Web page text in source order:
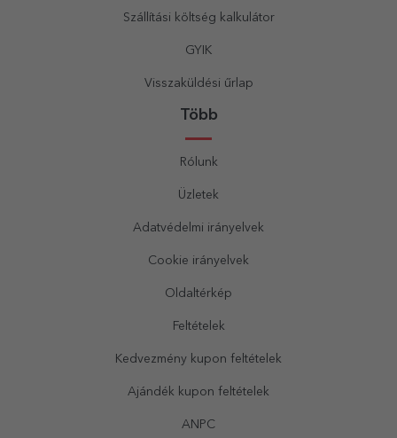
Szállítási költség kalkulátor
GYIK
Visszaküldési űrlap
Több
Rólunk
Üzletek
Adatvédelmi irányelvek
Cookie irányelvek
Oldaltérkép
Feltételek
Kedvezmény kupon feltételek
Ajándék kupon feltételek
ANPC